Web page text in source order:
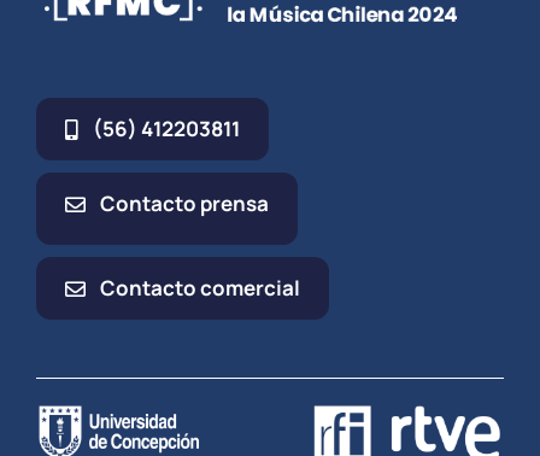
(56) 412203811
Contacto prensa
Contacto comercial